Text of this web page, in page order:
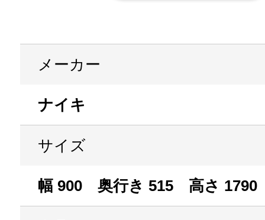
メーカー
ナイキ
サイズ
幅 900 奥行き 515 高さ 1790